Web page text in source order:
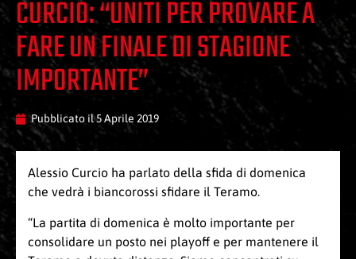
CURCIO: “UNITI PER PROVARE A
FARE UN FINALE DI STAGIONE
IMPORTANTE”
Pubblicato il5 Aprile 2019
Alessio Curcio ha parlato della sfida di domenica
che vedrà i biancorossi sfidare il Teramo.
“La partita di domenica è molto importante per
consolidare un posto nei playoff e per mantenere il